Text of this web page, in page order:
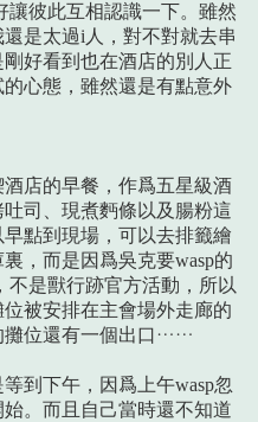
讓彼此互相認識一下。雖然
是太過i人，對不對就去串
好看到也在酒店的別人正
心態，雖然還是有點意外
店的早餐，作爲五星級酒
司、現煮麪條以及腸粉這
點到現場，可以去排籤繪
，而是因爲吳克要wasp的
不是獸行跡官方活動，所以
被安排在主會場外走廊的
攤位還有一個出口……
到下午，因爲上午wasp忽
。而且自己當時還不知道